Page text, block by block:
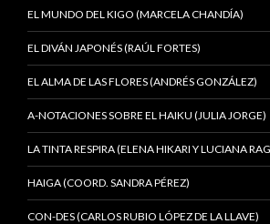
EL MUNDO DEL KIGO (MARCELA CHANDÍA)
EL DIVÁN JAPONÉS (RAÚL FORTES)
EL ALMA DE LAS FLORES (ANDRÉS GONZÁLEZ)
A-NOTACIONES SOBRE EL HAIKU (JULIA JORGE)
LA TINTA RESPIRA (ELENA HIKARI Y LUCIANA
HAIGA (COORD. SANDRA PÉREZ)
CON-DES (CARLOS RUBIO LÓPEZ DE LA LLAVE)